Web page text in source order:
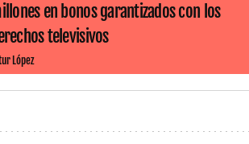
en bonos garantizados con los
televisivos
López